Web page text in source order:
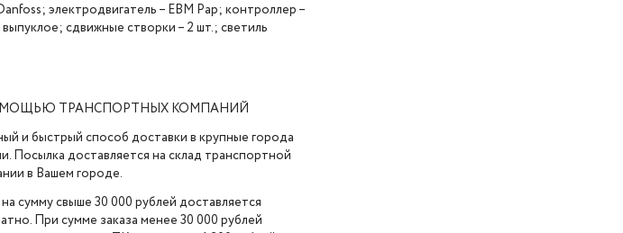
электродвигатель – EBM Pap; контроллер –
сдвижные створки – 2 шт.; светиль
ТРАНСПОРТНЫХ КОМПАНИЙ
и быстрый способ доставки в крупные города
Посылка доставляется на склад транспортной
в Вашем городе.
на сумму свыше 30 000 рублей доставляется
При сумме заказа менее 30 000 рублей